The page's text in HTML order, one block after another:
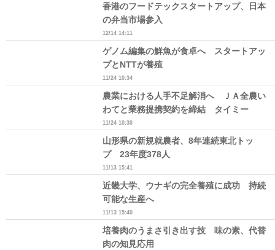
香港のフードテックスタートアップ、日本
の弁当市場参入
12/14 14:11
ゲノム編集の鮮魚が食卓へ スタートアッ
プとNTTが養殖
11/24 10:34
農業における人手不足解消へ ＪＡ全農い
わてと業務提携契約を締結 タイミー
11/24 10:30
山形県の新規就農者、8年連続東北トッ
プ 23年度378人
11/13 15:41
近畿大学、ウナギの完全養殖に成功 持続
可能な生産へ
11/13 15:40
培養肉のうまさ引き出す技 味の素、代替
肉の知見応用